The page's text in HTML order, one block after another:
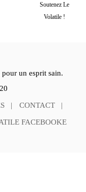
un esprit sain.
CONTACT
FACEBOOKE
Soutenez Le
Volatile !